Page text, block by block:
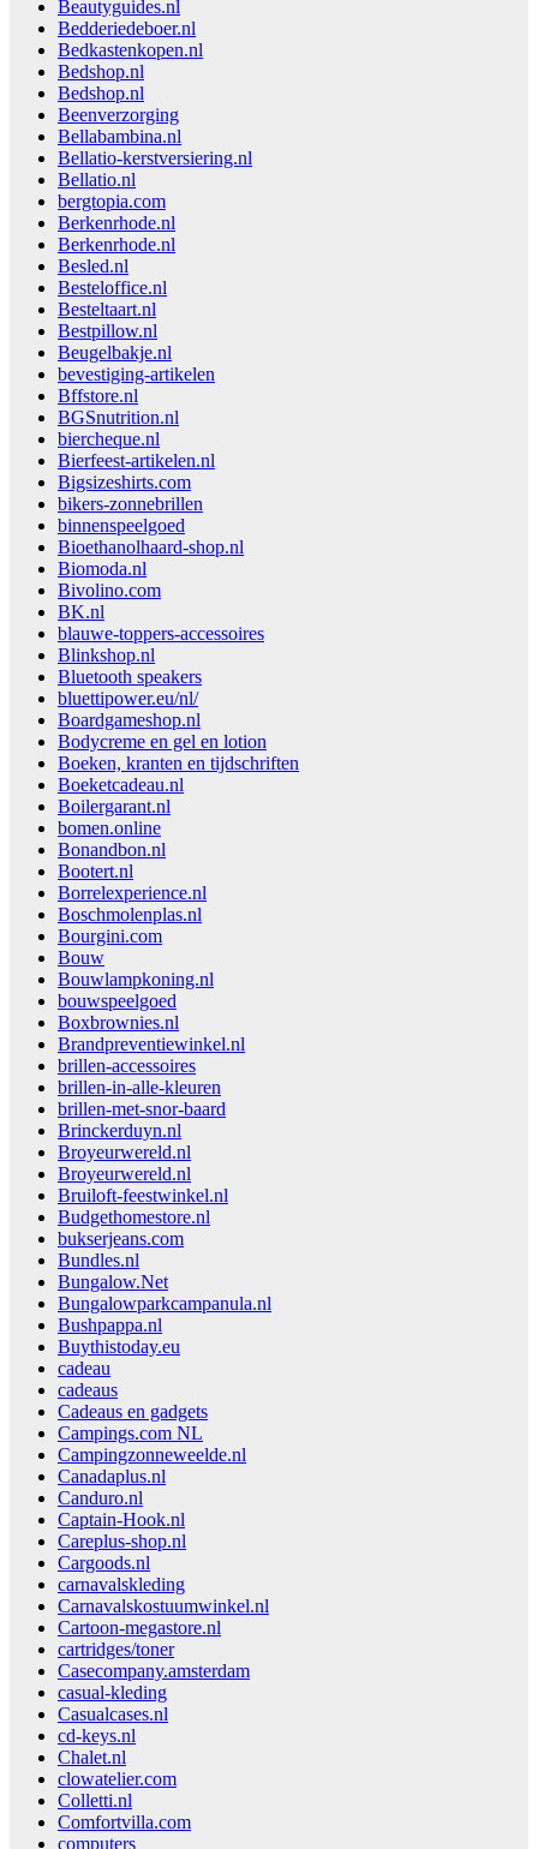
Beautyguides.nl
Bedderiedeboer.nl
Bedkastenkopen.nl
Bedshop.nl
Bedshop.nl
Beenverzorging
Bellabambina.nl
Bellatio-kerstversiering.nl
Bellatio.nl
bergtopia.com
Berkenrhode.nl
Berkenrhode.nl
Besled.nl
Besteloffice.nl
Besteltaart.nl
Bestpillow.nl
Beugelbakje.nl
bevestiging-artikelen
Bffstore.nl
BGSnutrition.nl
biercheque.nl
Bierfeest-artikelen.nl
Bigsizeshirts.com
bikers-zonnebrillen
binnenspeelgoed
Bioethanolhaard-shop.nl
Biomoda.nl
Bivolino.com
BK.nl
blauwe-toppers-accessoires
Blinkshop.nl
Bluetooth speakers
bluettipower.eu/nl/
Boardgameshop.nl
Bodycreme en gel en lotion
Boeken, kranten en tijdschriften
Boeketcadeau.nl
Boilergarant.nl
bomen.online
Bonandbon.nl
Bootert.nl
Borrelexperience.nl
Boschmolenplas.nl
Bourgini.com
Bouw
Bouwlampkoning.nl
bouwspeelgoed
Boxbrownies.nl
Brandpreventiewinkel.nl
brillen-accessoires
brillen-in-alle-kleuren
brillen-met-snor-baard
Brinckerduyn.nl
Broyeurwereld.nl
Broyeurwereld.nl
Bruiloft-feestwinkel.nl
Budgethomestore.nl
bukserjeans.com
Bundles.nl
Bungalow.Net
Bungalowparkcampanula.nl
Bushpappa.nl
Buythistoday.eu
cadeau
cadeaus
Cadeaus en gadgets
Campings.com NL
Campingzonneweelde.nl
Canadaplus.nl
Canduro.nl
Captain-Hook.nl
Careplus-shop.nl
Cargoods.nl
carnavalskleding
Carnavalskostuumwinkel.nl
Cartoon-megastore.nl
cartridges/toner
Casecompany.amsterdam
casual-kleding
Casualcases.nl
cd-keys.nl
Chalet.nl
clowatelier.com
Colletti.nl
Comfortvilla.com
computers